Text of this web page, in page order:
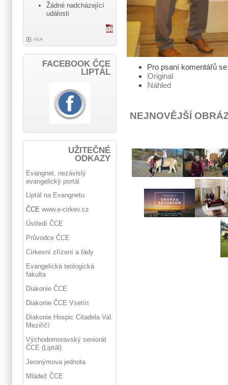
Pro psaní komentářů
Original
Náhled
NEJNOVĚJŠÍ
Žádné nadcházející
události
více
FACEBOOK ČCE
LIPTÁL
UŽITEČNÉ
ODKAZY
Evangnet, nezávislý
evangelický portál
Liptál na Evangnetu
ČCE www.e-cirkev.cz
Ústředí ČCE
Průvodce ČCE
Církevní zřízení a řády
Evangelická teologická
fakulta
Diakonie ČCE
Diakonie ČCE Vsetín
Diakonie Hospic Citadela Val.
Meziříčí
Východomoravský seniorát
ČCE (Liptál)
Jeronýmova jednota
Mládež ČCE